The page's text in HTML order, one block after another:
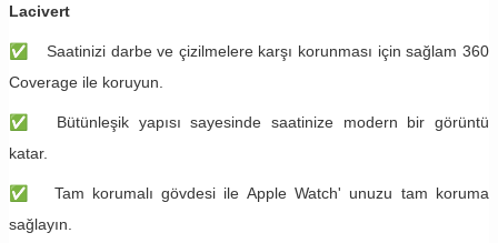
Lacivert
✅ Saatinizi darbe ve çizilmelere karşı korunması için sağlam 360
Coverage ile koruyun.
✅ Bütünleşik yapısı sayesinde saatinize modern bir görüntü
katar.
✅ Tam korumalı gövdesi ile Apple Watch' unuzu tam koruma
sağlayın.